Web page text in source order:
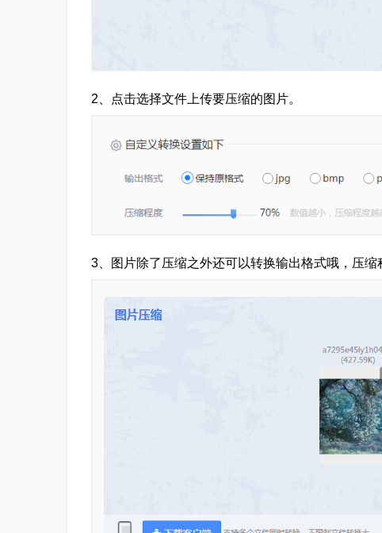
2、点击选择文件上传要压缩的图片。
3、图片除了压缩之外还可以转换输出格式哦，压缩